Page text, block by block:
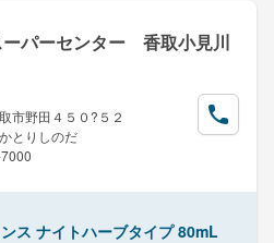
ーパーセンター 香取小見川
市野田４５０?５２
とりしのだ
ス ナイトハーブタイプ 80mL